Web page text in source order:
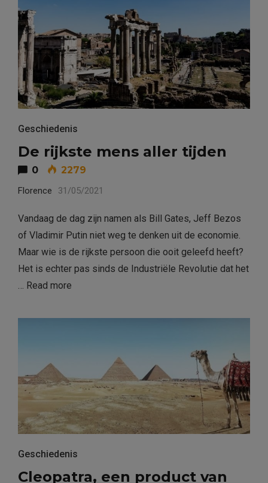
Geschiedenis
De rijkste mens aller tijden
0 2279
Florence 31/05/2021
Vandaag de dag zijn namen als Bill Gates, Jeff Bezos
of Vladimir Putin niet weg te denken uit de economie.
Maar wie is de rijkste persoon die ooit geleefd heeft?
Het is echter pas sinds de Industriële Revolutie dat het
… Read more
Geschiedenis
Cleopatra, een product van